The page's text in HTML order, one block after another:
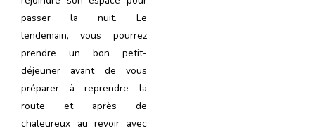
passer la nuit. Le
lendemain, vous pourrez
prendre un bon petit-
déjeuner avant de vous
préparer à reprendre la
route et après de
chaleureux au revoir avec